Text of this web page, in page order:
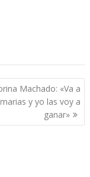
Machado: «Va a
y yo las voy a
ganar»